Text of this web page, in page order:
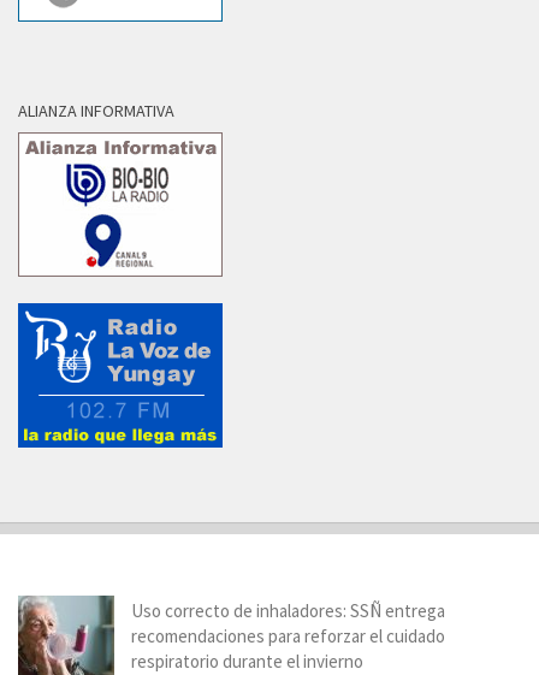
ALIANZA INFORMATIVA
Uso correcto de inhaladores: SSÑ entrega
recomendaciones para reforzar el cuidado
respiratorio durante el invierno